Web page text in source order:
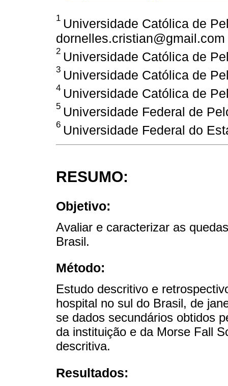
1 Universidade Católica de
dornelles.cristian@gmail.com
2 Universidade Católica de
3 Universidade Católica de
4 Universidade Católica de
5 Universidade Federal de
6 Universidade Federal do
RESUMO:
Objetivo:
Avaliar e caracterizar as
Brasil.
Método:
Estudo descritivo e
hospital no sul do Brasil, de
se dados secundários obtidos
da instituição e da Morse Fall
descritiva.
Resultados: